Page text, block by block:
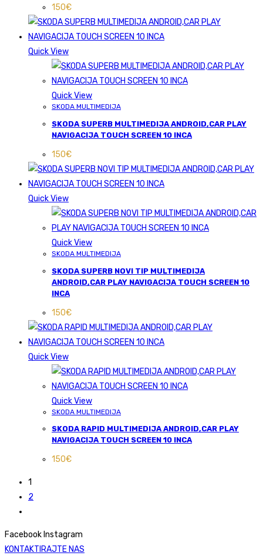
150€
Quick View
Quick View
SKODA MULTIMEDIJA
SKODA SUPERB MULTIMEDIJA ANDROID,CAR PLAY
NAVIGACIJA TOUCH SCREEN 10 INCA
150€
Quick View
Quick View
SKODA MULTIMEDIJA
SKODA SUPERB NOVI TIP MULTIMEDIJA
ANDROID,CAR PLAY NAVIGACIJA TOUCH SCREEN 10
INCA
150€
Quick View
Quick View
SKODA MULTIMEDIJA
SKODA RAPID MULTIMEDIJA ANDROID,CAR PLAY
NAVIGACIJA TOUCH SCREEN 10 INCA
150€
1
2
Facebook Instagram
KONTAKTIRAJTE NAS